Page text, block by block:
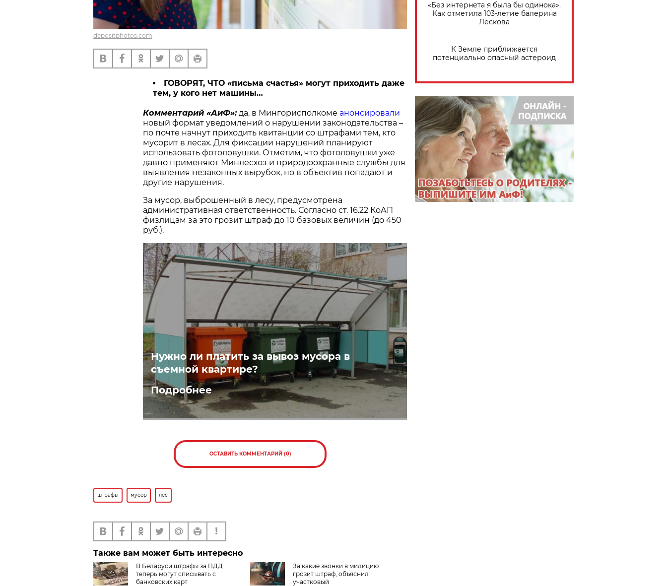
depositphotos.com
ГОВОРЯТ, ЧТО «письма счастья» могут приходить даже
тем, у кого нет машины…
Комментарий «АиФ»:да, в Мингорисполкоме анонсировали
новый формат уведомлений о нарушении законодательства –
по почте начнут приходить квитанции со штрафами тем, кто
мусорит в лесах. Для фиксации нарушений планируют
использовать фотоловушки. Отметим, что фотоловушки уже
давно применяют Минлесхоз и природоохранные службы для
выявления незаконных вырубок, но в объектив попадают и
другие нарушения.
За мусор, выброшенный в лесу, предусмотрена
административная ответственность. Согласно ст. 16.22 КоАП
физлицам за это грозит штраф до 10 базовых величин (до 450
руб.).
Нужно ли платить за вывоз мусора в
съемной квартире?
Подробнее
ОСТАВИТЬ КОММЕНТАРИЙ (0)
штрафы мусор лес
Также вам может быть интересно
В Беларуси штрафы за ПДД
теперь могут списывать с
банковских карт
За какие звонки в милицию
грозит штраф, объяснил
участковый
«Без интернета я была бы одинока».
Как отметила 103-летие балерина
Лескова
К Земле приближается
потенциально опасный астероид